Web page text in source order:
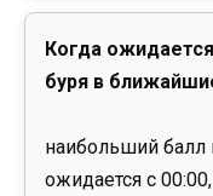
Когда
буря в
наибольший балл
ожидается с